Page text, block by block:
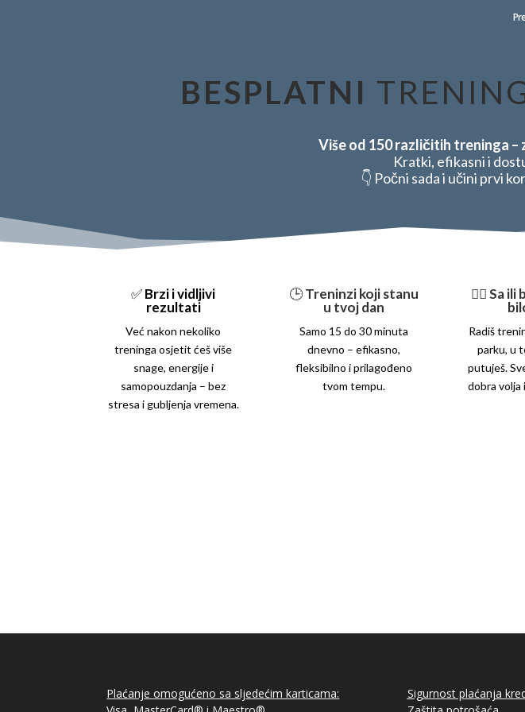
BESPLATNI
Više od 150 različitih treninga –
Kratki, efikasni i
👇 Počni sada i učini prvi
✅Brzi i vidljivi
rezultati
Već nakon nekoliko
treninga osjetit ćeš više
snage, energije i
samopouzdanja – bez
stresa i gubljenja vremena.
🕒Treninzi koji stanu
u tvoj dan
Samo 15 do 30 minuta
dnevno – efikasno,
fleksibilno i prilagođeno
tvom tempu.
🧘‍♀️Sa ili
Radiš
parku, u
putuješ.
dobra volja
Plaćanje omogućeno sa sljedećim karticama:
Sigurnost plaćanja